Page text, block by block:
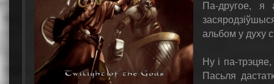
Па-другое, я
альбом у духу
Ну і па-
Пасьля